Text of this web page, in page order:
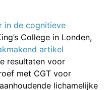
in de cognitieve
College in Londen,
artikel
resultaten voor
met CGT voor
lichamelijke